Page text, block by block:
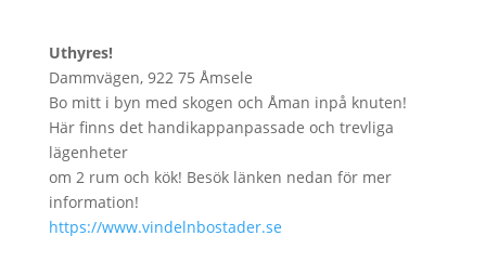
Uthyres!
Dammvägen, 922 75 Åmsele
Bo mitt i byn med skogen och Åman inpå knuten!
Här finns det handikappanpassade och trevliga
lägenheter
om 2 rum och kök! Besök länken nedan för mer
information!
https://www.vindelnbostader.se